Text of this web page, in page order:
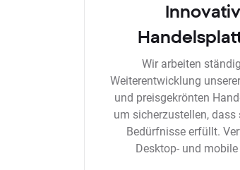
Wir arbeiten
Weiterentwicklung
und preisgekrönten
um sicherzustellen, dass
Bedürfnisse erfüllt.
Desktop- und